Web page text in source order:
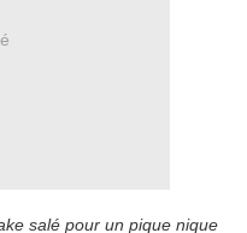
salé pour un pique nique